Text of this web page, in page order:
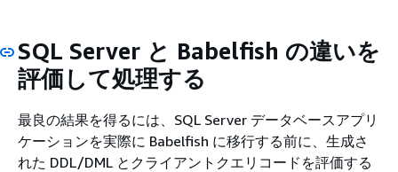
SQL Server と Babelfish の違いを
評価して処理する
最良の結果を得るには、SQL Server データベースアプリ
ケーションを実際に Babelfish に移行する前に、生成さ
れた DDL/DML とクライアントクエリコードを評価する